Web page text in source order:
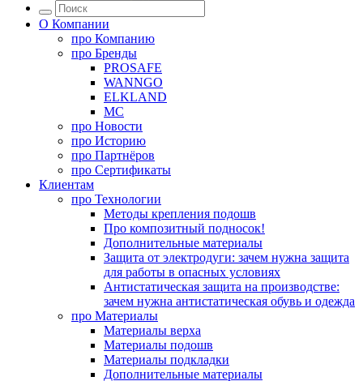
О Компании
про Компанию
про Бренды
PROSAFE
WANNGO
ELKLAND
MC
про Новости
про Историю
про Партнёров
про Сертификаты
Клиентам
про Технологии
Методы крепления подошв
Про композитный подносок!
Дополнительные материалы
Защита от электродуги: зачем нужна защита
для работы в опасных условиях
Антистатическая защита на производстве:
зачем нужна антистатическая обувь и одежда
про Материалы
Материалы верха
Материалы подошв
Материалы подкладки
Дополнительные материалы